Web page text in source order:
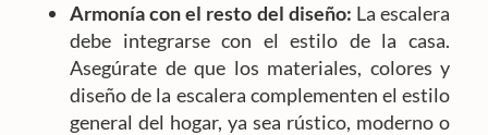
Armonía con el resto del diseño: La escalera
debe integrarse con el estilo de la casa.
Asegúrate de que los materiales, colores y
diseño de la escalera complementen el estilo
general del hogar, ya sea rústico, moderno o